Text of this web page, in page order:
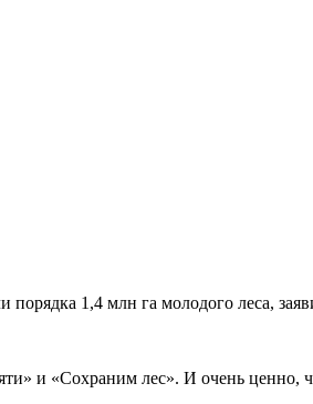
1,4 млн га молодого леса,
и «Сохраним лес». И очень